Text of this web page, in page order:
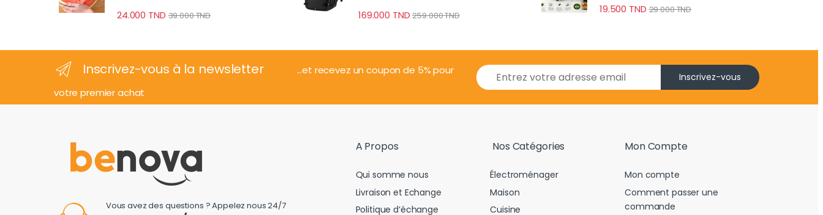
24.000 TND 39.000TND 169.000 TND 259.000TND
19.500 TND 29.000TND
Inscrivez-vous à la newsletter
...et recevez un coupon de 5% pour
votre premier achat
E
m
i
Inscrivez-vous
Vous avez des questions ? Appelez nous 24/7
A Propos
Qui somme nous
Livraison et Echange
Politique d’échange
Nos Catégories
Électroménager
Maison
Cuisine
Mon Compte
Mon compte
Comment passer une
commande